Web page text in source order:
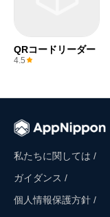
QRコードリーダー
4.5
私たちに関しては /
ガイダンス /
個人情報保護方針 /